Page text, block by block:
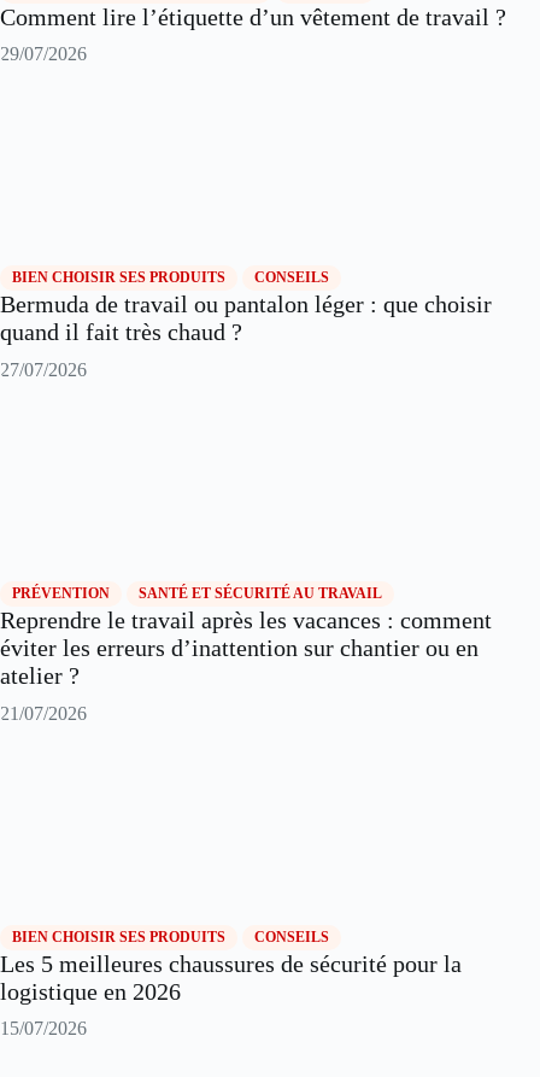
Comment lire l’étiquette d’un vêtement de travail ?
29/07/2026
BIEN CHOISIR SES PRODUITS CONSEILS
Bermuda de travail ou pantalon léger : que choisir
quand il fait très chaud ?
27/07/2026
PRÉVENTION SANTÉ ET SÉCURITÉ AU TRAVAIL
Reprendre le travail après les vacances : comment
éviter les erreurs d’inattention sur chantier ou en
atelier ?
21/07/2026
BIEN CHOISIR SES PRODUITS CONSEILS
Les 5 meilleures chaussures de sécurité pour la
logistique en 2026
15/07/2026